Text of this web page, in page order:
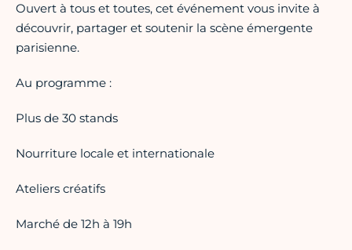
Ouvert à tous et toutes, cet événement vous invite à
découvrir, partager et soutenir la scène émergente
parisienne.
Au programme :
Plus de 30 stands
Nourriture locale et internationale
Ateliers créatifs
Marché de 12h à 19h